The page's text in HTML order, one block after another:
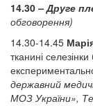
14.30 – Друге
обговорення)
14.30-14.45
тканині
державний
МОЗ України»,